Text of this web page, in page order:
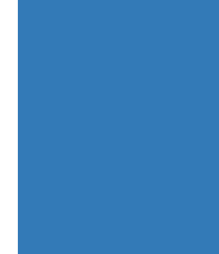
Fisdir